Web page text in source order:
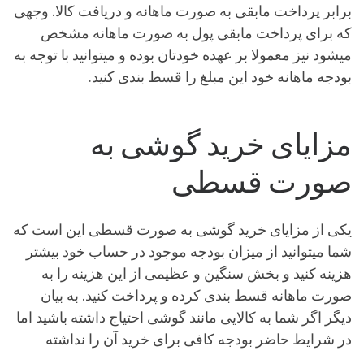
برابر پرداخت مابقی به صورت ماهانه و دریافت کالا. وجهی
که برای پرداخت مابقی پول به صورت ماهانه مشخص
میشود نیز معمولا بر عهده خودتان بوده و میتوانید با توجه به
بودجه ماهانه خود این مبلغ را قسط بندی کنید.
مزایای خرید گوشی به
صورت قسطی
یکی از مزایای خرید گوشی به صورت قسطی این است که
شما میتوانید از میزان بودجه موجود در حساب خود بیشتر
هزینه کنید و بخش سنگین و عظیمی از این هزینه را به
صورت ماهانه قسط بندی کرده و پرداخت کنید. به بیان
دیگر اگر شما به کالایی مانند گوشی احتیاج داشته باشید اما
در شرایط حاضر بودجه کافی برای خرید آن را نداشته